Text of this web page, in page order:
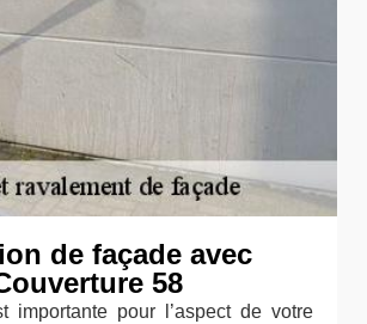
de façade avec
58
importante pour l’aspect de votre